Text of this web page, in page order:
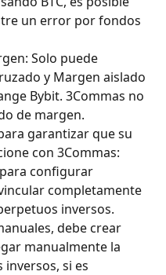
un error por fondos
Solo puede
y Margen aislado
Bybit. 3Commas no
de margen.
garantizar que su
con 3Commas:
configurar
completamente
inversos.
debe crear
manualmente la
si es